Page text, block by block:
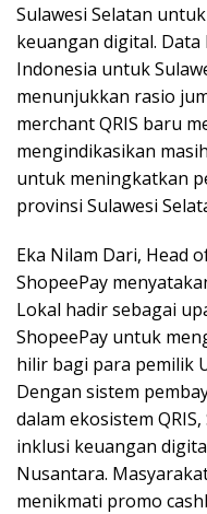
Sulawesi Selatan
keuangan digital.
Indonesia untuk
menunjukkan rasio
merchant QRIS baru
mengindikasikan
untuk meningkatkan
provinsi Sulawesi
Eka Nilam Dari, Head
ShopeePay
Lokal hadir sebagai
ShopeePay untuk
hilir bagi para pemilik
Dengan sistem
dalam ekosistem
inklusi keuangan
Nusantara.
menikmati promo